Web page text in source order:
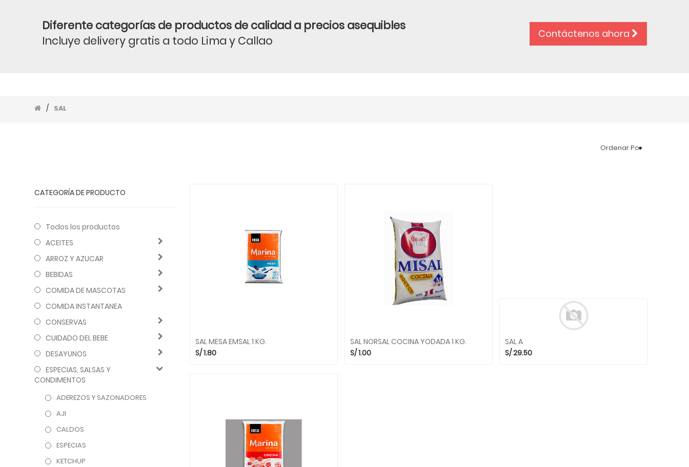
Diferente categorías de productos de calidad a precios asequibles
Incluye delivery gratis a todo Lima y Callao
Contáctenos ahora
/ SAL
Ordenar Por
CATEGORÍA DE PRODUCTO
Todos los productos
ACEITES
ARROZ Y AZUCAR
BEBIDAS
COMIDA DE MASCOTAS
COMIDA INSTANTANEA
CONSERVAS
CUIDADO DEL BEBE
DESAYUNOS
ESPECIAS, SALSAS Y
CONDIMENTOS
ADEREZOS Y SAZONADORES
AJI
CALDOS
ESPECIAS
KETCHUP
SAL MESA EMSAL 1 KG.
S/1.80
SAL NORSAL COCINA YODADA 1 KG.
S/1.00
SAL A
S/29.50